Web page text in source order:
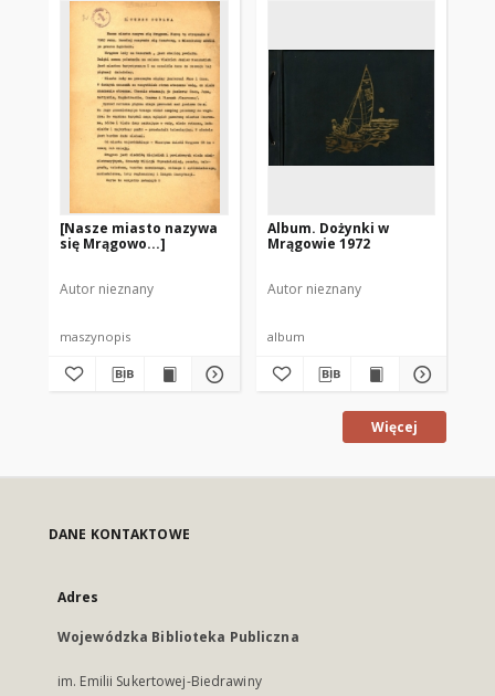
[Nasze miasto nazywa
się Mrągowo...]
Autor nieznany
maszynopis
Album. Dożynki w
Mrągowie 1972
Autor nieznany
album
Więcej
DANE KONTAKTOWE
Adres
Wojewódzka Biblioteka Publiczna
im. Emilii Sukertowej-Biedrawiny